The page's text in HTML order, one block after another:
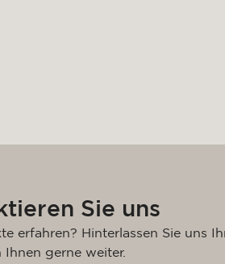
Sie uns
erfahren? Hinterlassen Sie uns
Ihnen gerne weiter.